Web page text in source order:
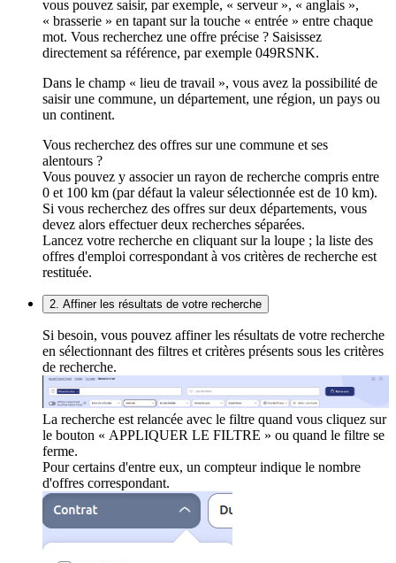
vous pouvez saisir, par exemple, « serveur », « anglais »,
« brasserie » en tapant sur la touche « entrée » entre chaque
mot. Vous recherchez une offre précise ? Saisissez
directement sa référence, par exemple 049RSNK.
Dans le champ « lieu de travail », vous avez la possibilité de
saisir une commune, un département, une région, un pays ou
un continent.
Vous recherchez des offres sur une commune et ses
alentours ?
Vous pouvez y associer un rayon de recherche compris entre
0 et 100 km (par défaut la valeur sélectionnée est de 10 km).
Si vous recherchez des offres sur deux départements, vous
devez alors effectuer deux recherches séparées.
Lancez votre recherche en cliquant sur la loupe ; la liste des
offres d'emploi correspondant à vos critères de recherche est
restituée.
2. Affiner les résultats de votre recherche
Si besoin, vous pouvez affiner les résultats de votre recherche
en sélectionnant des filtres et critères présents sous les critères
de recherche.
La recherche est relancée avec le filtre quand vous cliquez sur
le bouton « APPLIQUER LE FILTRE » ou quand le filtre se
ferme.
Pour certains d'entre eux, un compteur indique le nombre
d'offres correspondant.